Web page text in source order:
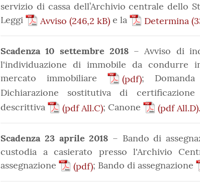
servizio di cassa dell’Archivio centrale dello
Leggi
Avviso e la Determina
Scadenza 10 settembre 2018– Avviso di
l'individuazione di immobile da condurre
mercato immobiliare
(pdf);
Dichiarazione sostitutiva di certificazione
descrittiva
(pdf All.C); Canone (pdf All.D).
Scadenza 23 aprile 2018 – Bando di
custodia a casierato presso l'Archivio
assegnazione
(pdf); Bando di assegnazione